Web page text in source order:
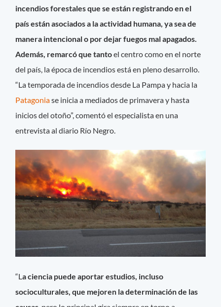
incendios forestales que se están registrando en el
país están asociados a la actividad humana, ya sea de
manera intencional o por dejar fuegos mal apagados.
Además, remarcó que tantoel centro como en el norte
del país, la época de incendios está en pleno desarrollo.
“La temporada de incendios desde La Pampa y hacia la
Patagoniase inicia a mediados de primavera y hasta
inicios del otoño”, comentó el especialista en una
entrevista al diario Río Negro.
“La ciencia puede aportar estudios, incluso
socioculturales, que mejoren la determinación de las